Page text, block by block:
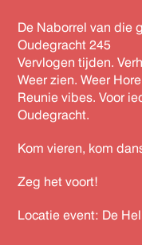
De Naborrel van die
Oudegracht 245
Vervlogen tijden.
Weer zien. Weer
Reunie vibes. Voor
Oudegracht.
Kom vieren, kom
Zeg het voort!
Locatie event: De